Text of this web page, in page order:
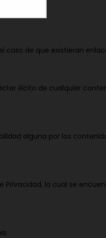
caso de que existieran
ilícito de cualquier
alguna por los
la cual se
.